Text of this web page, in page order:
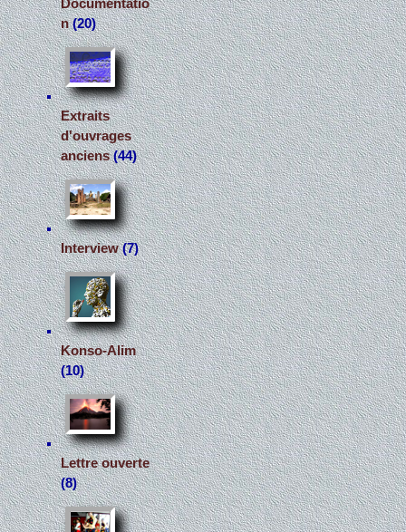
Documentatio
n(20)
Extraits
d'ouvrages
anciens(44)
Interview(7)
Konso-Alim
(10)
Lettre ouverte
(8)